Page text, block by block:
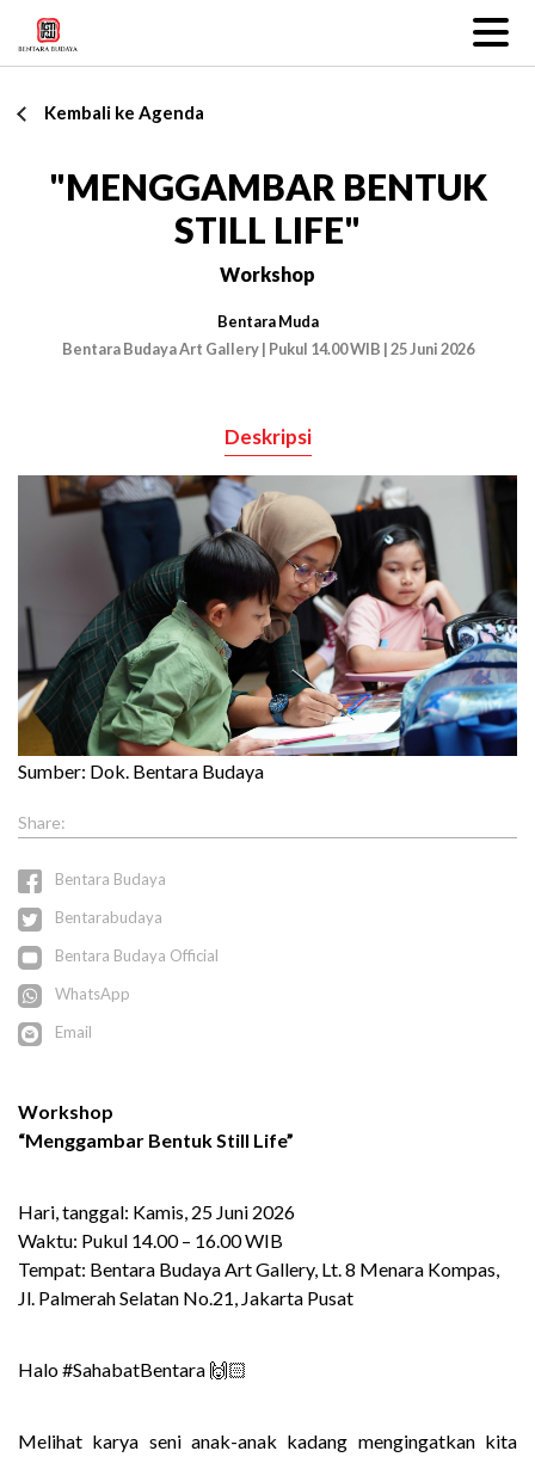
Kembali ke Agenda
"MENGGAMBAR BENTUK
STILL LIFE"
Workshop
Bentara Muda
Bentara Budaya Art Gallery | Pukul 14.00 WIB | 25 Juni 2026
Deskripsi
Sumber: Dok. Bentara Budaya
Bentara Budaya
Bentarabudaya
Bentara Budaya Official
WhatsApp
Email
Workshop
“Menggambar Bentuk Still Life”
Hari, tanggal: Kamis, 25 Juni 2026
Waktu: Pukul 14.00 – 16.00 WIB
Tempat: Bentara Budaya Art Gallery, Lt. 8 Menara Kompas,
Jl. Palmerah Selatan No.21, Jakarta Pusat
Halo #SahabatBentara 🙌🏻
Melihat karya seni anak-anak kadang mengingatkan kita